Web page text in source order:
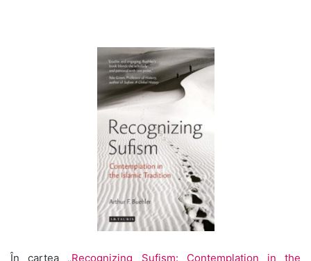
În cartea „Recognizing Sufism: Contemplation in the